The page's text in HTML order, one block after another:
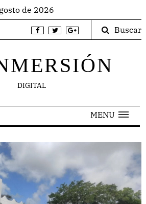
de 2026
Buscar
DIGITAL
MENU